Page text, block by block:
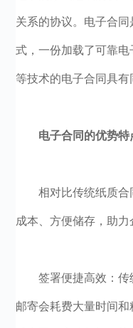
关系的协议。电子合
式，一份加载了可靠
等技术的电子合同具有
电子合同的优势特
相对比传统纸质
成本、方便储存，助力
签署便捷高效：
邮寄会耗费大量时间